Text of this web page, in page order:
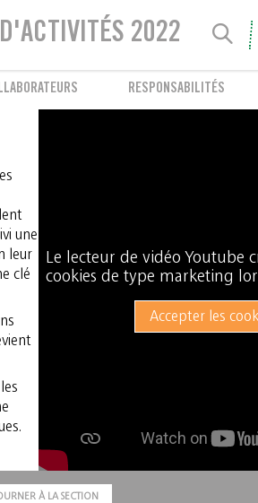
2022
RESPONSABILITÉS
une
leur
clé
Le lecteur de vidéo Youtube
cookies de type marketing
Accepter les
À LA SECTION